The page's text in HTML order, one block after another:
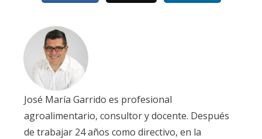
José María Garrido es profesional
agroalimentario, consultor y docente. Después
de trabajar 24 años como directivo, en la